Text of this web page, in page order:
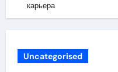
карьера
Uncategorised